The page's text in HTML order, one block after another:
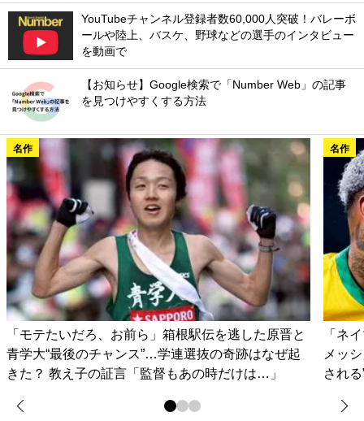
YouTubeチャンネル登録者数60,000人突破！バレーボ
ールや陸上、バスケ、野球などの選手のインタビュー
を動画で
【お知らせ】Google検索で「Number Web」の記事
を見つけやすくする方法
名作
「モテたいだろ、お前ら」箱根駅伝を逃した原晋と
青学大“最後のチャンス”…学連選抜の奇跡はなぜ起
きた？ 教え子の証言「監督もあの時だけは…」
名作
「ネ
メッ
され